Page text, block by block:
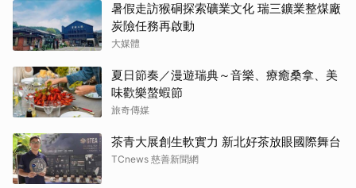
暑假走訪猴硐探索礦業文化 瑞三鑛業整煤廠
炭險任務再啟動
大媒體
夏日節奏／漫遊瑞典～音樂、療癒桑拿、美
味歡樂螯蝦節
旅奇傳媒
茶青大展創生軟實力 新北好茶放眼國際舞台
TCnews 慈善新聞網